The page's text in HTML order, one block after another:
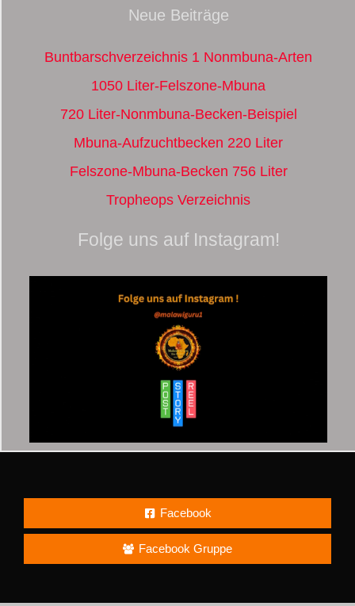
Neue Beiträge
Buntbarschverzeichnis 1 Nonmbuna-Arten
1050 Liter-Felszone-Mbuna
720 Liter-Nonmbuna-Becken-Beispiel
Mbuna-Aufzuchtbecken 220 Liter
Felszone-Mbuna-Becken 756 Liter
Tropheops Verzeichnis
Folge uns auf Instagram!
Facebook
Facebook Gruppe